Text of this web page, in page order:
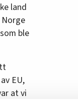
land
ble
EU,
at vi